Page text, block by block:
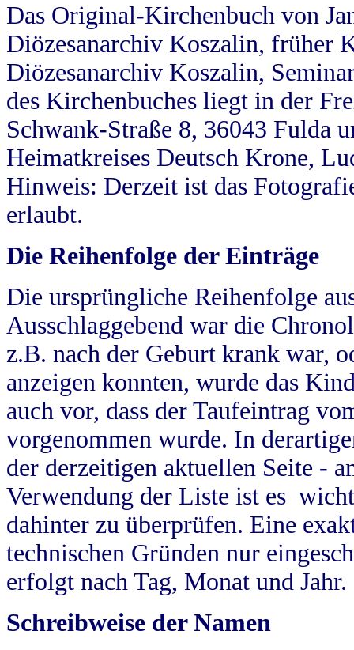
Das Original-Kirchenbuch von
Diözesanarchiv Koszalin, früher
Diözesanarchiv Koszalin,
des Kirchenbuches liegt in der
Schwank-Straße 8, 36043 Fulda
Heimatkreises Deutsch Krone,
Hinweis: Derzeit ist das
erlaubt.
Die Reihenfolge der Einträge
Die ursprüngliche Reihenfolge
Ausschlaggebend war die
z.B. nach der Geburt krank war,
anzeigen konnten, wurde das
auch vor, dass der Taufeintrag
vorgenommen wurde. In
der derzeitigen aktuellen Seite -
Verwendung der Liste ist es
dahinter zu überprüfen. Eine
technischen Gründen nur
erfolgt nach Tag, Monat und Jahr.
Schreibweise der Namen